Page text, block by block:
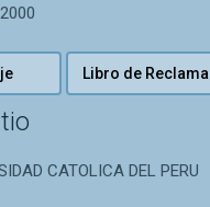
Libro de
CATOLICA DEL PERU